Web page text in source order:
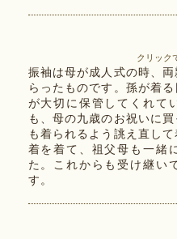
クリック
振袖は母が成人式の時、
らったものです。孫が着
が大切に保管してくれて
も、母の九歳のお祝いに
も着られるよう誂え直し
着を着て、祖父母も一緒
た。これからも受け継い
す。